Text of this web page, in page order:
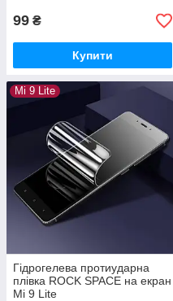
99 ₴
Купити
Mi 9 Lite
Гідрогелева протиударна
плівка ROCK SPACE на екран
Mi 9 Lite